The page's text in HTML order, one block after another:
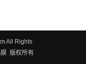
All Rights
版权所有